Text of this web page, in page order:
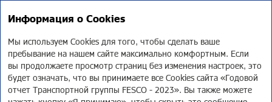
Ключевые события
Информация о Cookies
Мы используем Cookies для того, чтобы сделать ваше
пребывание на нашем сайте максимально комфортным. Если
вы продолжаете просмотр страниц без изменения настроек, это
будет означать, что вы принимаете все Cookies сайта «Годовой
отчет Транспортной группы FESCO - 2023». Вы также можете